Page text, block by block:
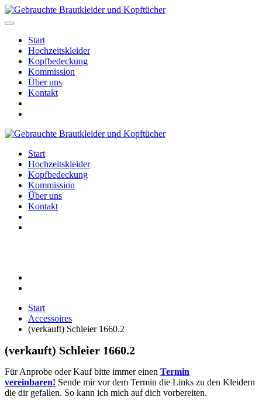
Start
Hochzeitskleider
Kopfbedeckung
Kommission
Über uns
Kontakt
Start
Hochzeitskleider
Kopfbedeckung
Kommission
Über uns
Kontakt
Start
Accessoires
(verkauft) Schleier 1660.2
(verkauft) Schleier 1660.2
Für Anprobe oder Kauf bitte immer einen Termin
vereinbaren! Sende mir vor dem Termin die Links zu den Kleidern
die dir gefallen. So kann ich mich auf dich vorbereiten.